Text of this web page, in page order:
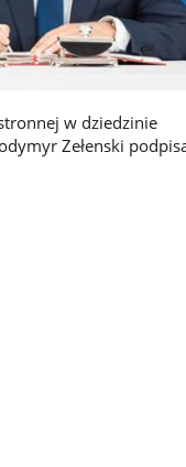
w dziedzinie
Zełenski